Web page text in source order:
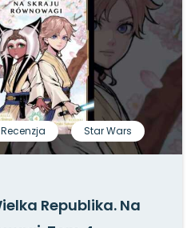
Recenzja Star Wars
Republika. Na